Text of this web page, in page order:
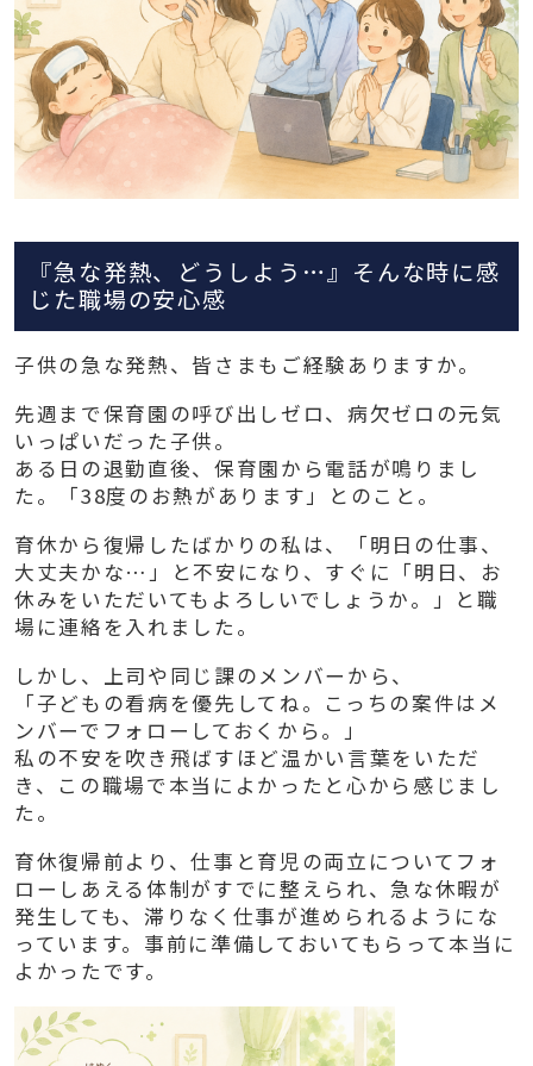
『急な発熱、どうしよう…』そんな時に感
じた職場の安心感
子供の急な発熱、皆さまもご経験ありますか。
先週まで保育園の呼び出しゼロ、病欠ゼロの元気
いっぱいだった子供。
ある日の退勤直後、保育園から電話が鳴りまし
た。「38度のお熱があります」とのこと。
育休から復帰したばかりの私は、「明日の仕事、
大丈夫かな…」と不安になり、すぐに「明日、お
休みをいただいてもよろしいでしょうか。」と職
場に連絡を入れました。
しかし、上司や同じ課のメンバーから、
「子どもの看病を優先してね。こっちの案件はメ
ンバーでフォローしておくから。」
私の不安を吹き飛ばすほど温かい言葉をいただ
き、この職場で本当によかったと心から感じまし
た。
育休復帰前より、仕事と育児の両立についてフォ
ローしあえる体制がすでに整えられ、急な休暇が
発生しても、滞りなく仕事が進められるようにな
っています。事前に準備しておいてもらって本当に
よかったです。